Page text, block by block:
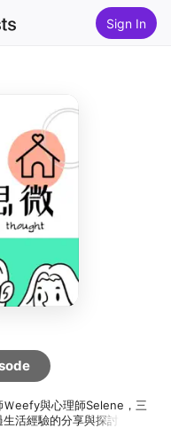
Sign In
Ｗeefy與心理師Selene，三
活經驗的分享與探討，認